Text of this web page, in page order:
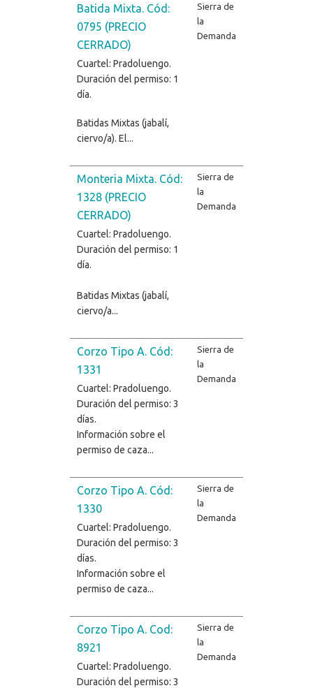
Batida Mixta. Cód:
0795 (PRECIO
CERRADO)
Cuartel: Pradoluengo.
Duración del permiso: 1
día.
Batidas Mixtas (jabalí,
ciervo/a). El...
Sierra de
la
Demanda
Monteria Mixta. Cód:
1328 (PRECIO
CERRADO)
Cuartel: Pradoluengo.
Duración del permiso: 1
día.
Batidas Mixtas (jabalí,
ciervo/a...
Sierra de
la
Demanda
Corzo Tipo A. Cód:
1331
Cuartel: Pradoluengo.
Duración del permiso: 3
días.
Información sobre el
permiso de caza...
Sierra de
la
Demanda
Corzo Tipo A. Cód:
1330
Cuartel: Pradoluengo.
Duración del permiso: 3
días.
Información sobre el
permiso de caza...
Sierra de
la
Demanda
Corzo Tipo A. Cod:
8921
Cuartel: Pradoluengo.
Duración del permiso: 3
Sierra de
la
Demanda